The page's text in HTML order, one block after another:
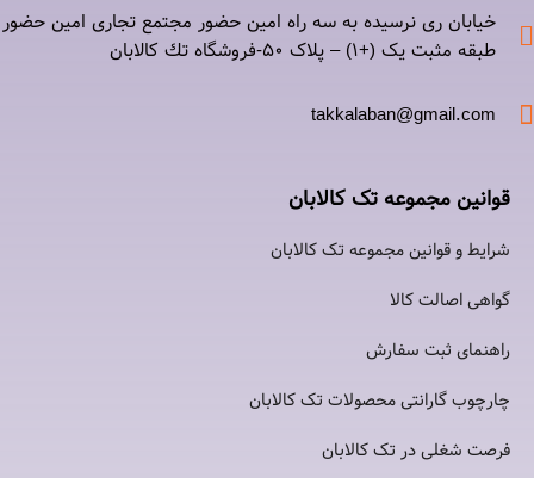
خیابان ری نرسيده به سه راه امين حضور مجتمع تجاری امين حضور
طبقه مثبت یک (+۱) – پلاک ٥٠-فروشگاه تك كالابان
takkalaban@gmail.com
قوانین مجموعه تک کالابان
شرایط و قوانین مجموعه تک کالابان
گواهی اصالت كالا
راهنمای ثبت سفارش
چارچوب گارانتی محصولات تک کالابان
فرصت شغلی در تک کالابان